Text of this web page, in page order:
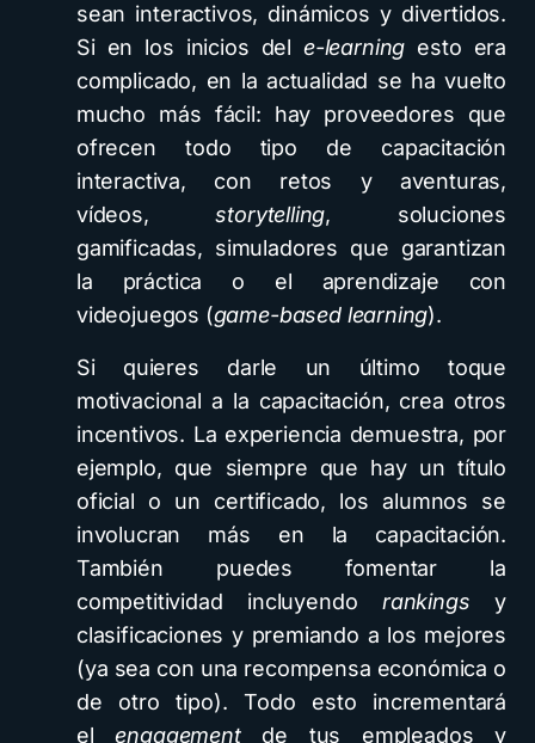
sean interactivos, dinámicos y divertidos.
Si en los inicios dele-learning esto era
complicado, en la actualidad se ha vuelto
mucho más fácil: hay proveedores que
ofrecen todo tipo de capacitación
interactiva, con retos y aventuras,
vídeos,storytelling, soluciones
gamificadas, simuladores que garantizan
la práctica o el aprendizaje con
videojuegos (game-based learning).
Si quieres darle un último toque
motivacional a la capacitación, crea otros
incentivos. La experiencia demuestra, por
ejemplo, que siempre que hay un título
oficial o un certificado, los alumnos se
involucran más en la capacitación.
También puedes fomentar la
competitividad incluyendo rankings y
clasificaciones y premiando a los mejores
(ya sea con una recompensa económica o
de otro tipo). Todo esto incrementará
elengagementde tus empleados y